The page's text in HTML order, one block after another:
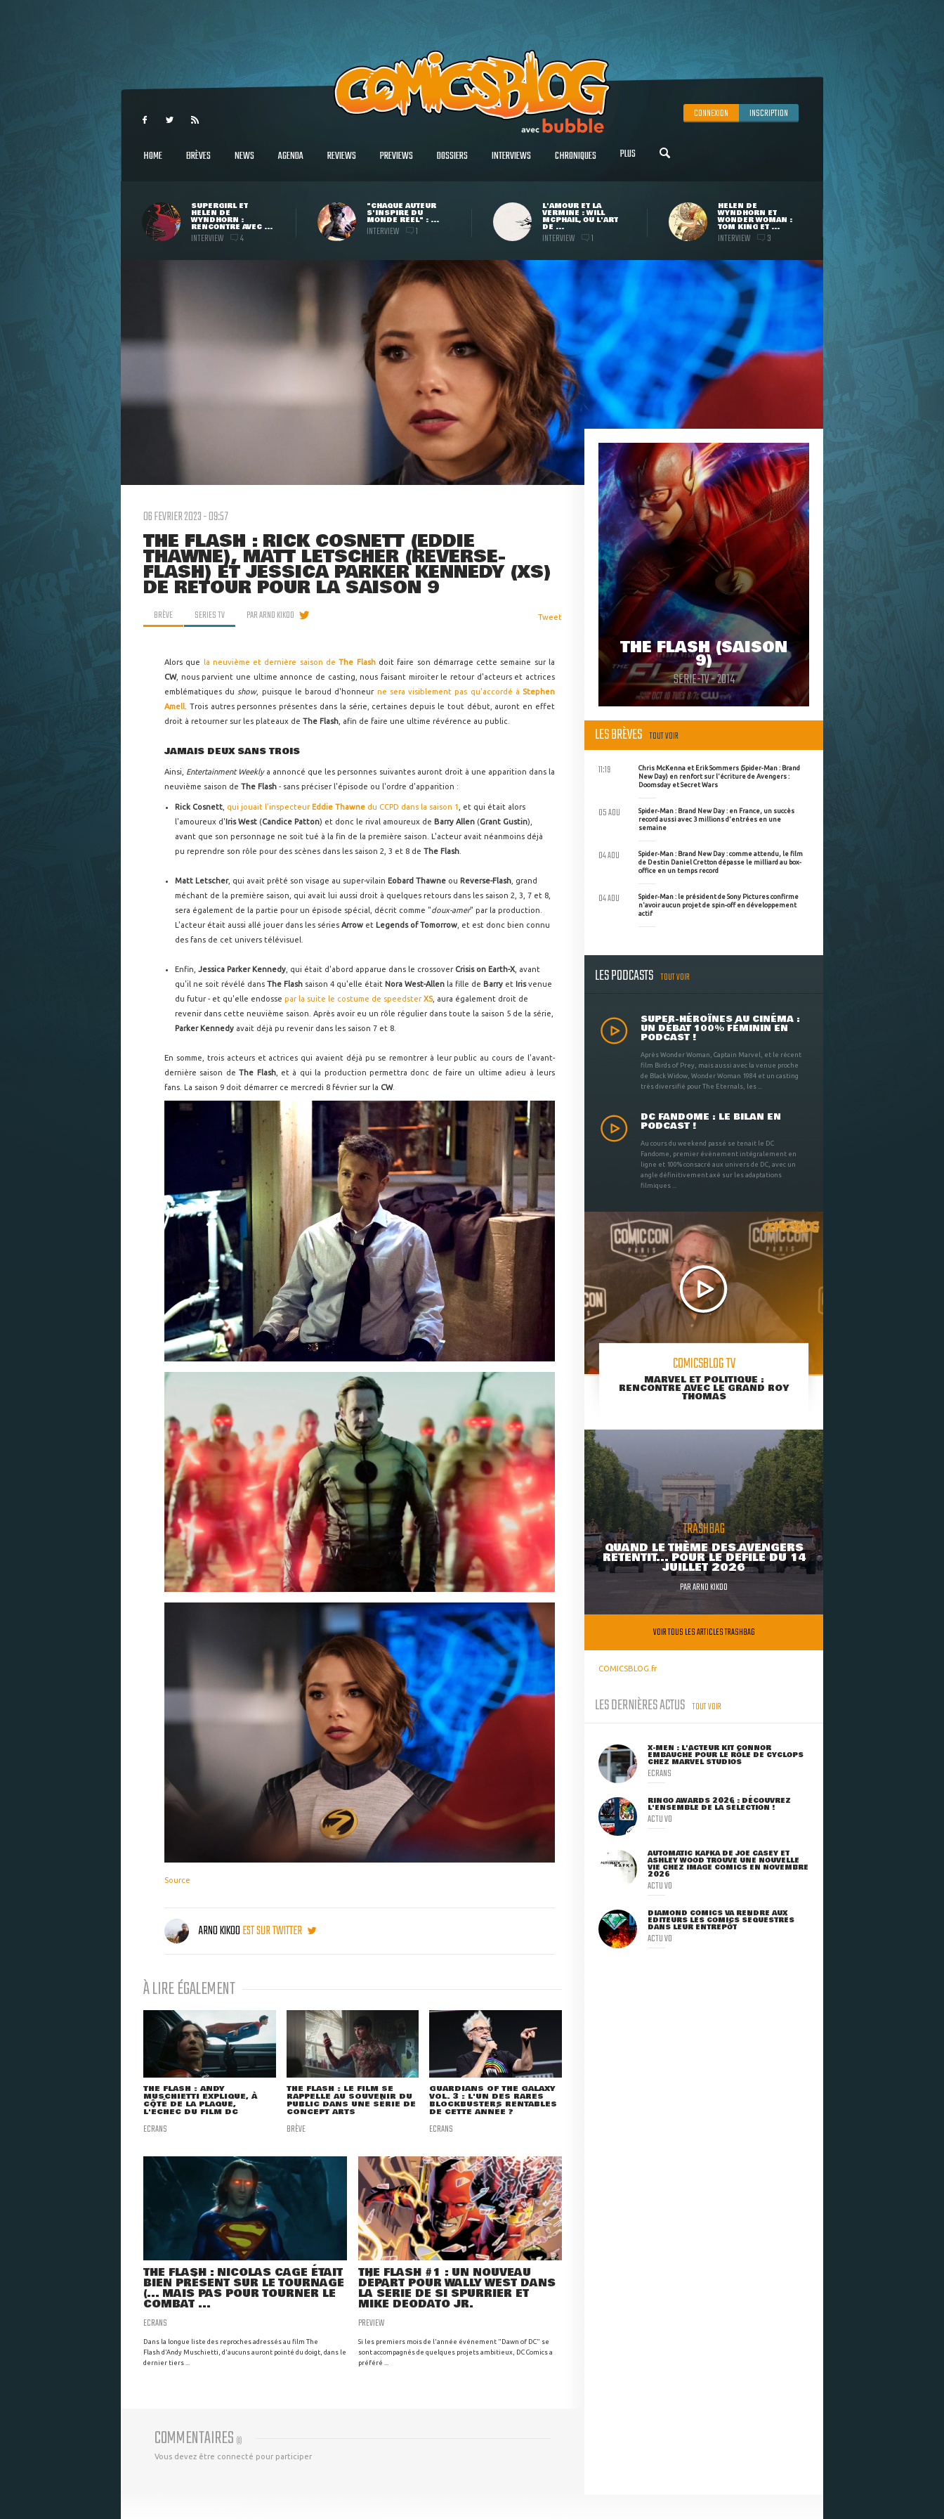
CONNEXION INSCRIPTION
HOME BRÈVES NEWS AGENDA REVIEWS PREVIEWS DOSSIERS INTERVIEWS CHRONIQUES PLUS
SUPERGIRL ET
HELEN DE
WYNDHORN :
RENCONTRE AVEC ...
INTERVIEW 4
"CHAQUE AUTEUR
S'INSPIRE DU
MONDE RÉEL" : ...
INTERVIEW 1
L'AMOUR ET LA
VERMINE : WILL
MCPHAIL, OU L'ART
DE ...
INTERVIEW 1
HELEN DE
WYNDHORN ET
WONDER WOMAN :
TOM KING ET ...
INTERVIEW 3
06 FEVRIER 2023 - 09:57
THE FLASH : RICK COSNETT (EDDIE
THAWNE), MATT LETSCHER (REVERSE-
FLASH) ET JESSICA PARKER KENNEDY (XS)
DE RETOUR POUR LA SAISON 9
BRÈVE SERIES TV PARARNO KIKOO Tweet
Alors que la neuvième et dernière saison deThe Flash doit faire son démarrage cette semaine sur la
CW, nous parvient une ultime annonce de casting, nous faisant miroiter le retour d'acteurs et actrices
emblématiques du show, puisque le baroud d'honneur ne sera visiblement pas qu'accordé à Stephen
Amell . Trois autres personnes présentes dans la série, certaines depuis le tout début, auront en effet
droit à retourner sur les plateaux de The Flash , afin de faire une ultime révérence au public.
JAMAIS DEUX SANS TROIS
Ainsi, Entertainment Weekly a annoncé que les personnes suivantes auront droit à une apparition dans la
neuvième saison de The Flash - sans préciser l'épisode ou l'ordre d'apparition :
Rick Cosnett qui jouait l'inspecteur Eddie Thawne du CCPD dans la saison 1
, et qui était alors
l'amoureux d' Iris West (Candice Patton) et donc le rival amoureux de Barry Allen (Grant Gustin),
avant que son personnage ne soit tué à la fin de la première saison. L'acteur avait néanmoins déjà
pu reprendre son rôle pour des scènes dans les saison 2, 3 et 8 deThe Flash
Matt Letscher, qui avait prêté son visage au super-vilain Eobard Thawne ou Reverse-Flash , grand
méchant de la première saison, qui avait lui aussi droit à quelques retours dans les saison 2, 3, 7 et 8,
sera également de la partie pour un épisode spécial, décrit comme "doux-amer" par la production.
L'acteur était aussi allé jouer dans les sériesArrow et Legends of Tomorrow , et est donc bien connu
des fans de cet univers télévisuel.
Enfin,Jessica Parker Kennedy , qui était d'abord apparue dans le crossover Crisis on Earth-X , avant
qu'il ne soit révélé dansThe Flash saison 4 qu'elle était Nora West-Allen la fille de Barry et Irisvenue
du futur - et qu'elle endossepar la suite le costume de speedsterXS, aura également droit de
revenir dans cette neuvième saison. Après avoir eu un rôle régulier dans toute la saison 5 de la série,
Parker Kennedy avait déjà pu revenir dans les saison 7 et 8.
En somme, trois acteurs et actrices qui avaient déjà pu se remontrer à leur public au cours de l'avant-
dernière saison deThe Flash, et à qui la production permettra donc de faire un ultime adieu à leurs
fans. La saison 9 doit démarrer ce mercredi 8 février sur la CW.
Source
ARNO KIKOOEST SUR TWITTER
À LIRE ÉGALEMENT
THE FLASH : ANDY
MUSCHIETTI EXPLIQUE, À
CÔTÉ DE LA PLAQUE,
L'ÉCHEC DU FILM DC
ECRANS
THE FLASH : LE FILM SE
RAPPELLE AU SOUVENIR DU
PUBLIC DANS UNE SÉRIE DE
CONCEPT ARTS
BRÈVE
GUARDIANS OF THE GALAXY
VOL. 3 : L'UN DES RARES
BLOCKBUSTERS RENTABLES
DE CETTE ANNÉE ?
ECRANS
THE FLASH : NICOLAS CAGE ÉTAIT
BIEN PRÉSENT SUR LE TOURNAGE
(... MAIS PAS POUR TOURNER LE
COMBAT ...
ECRANS
Dans la longue liste des reproches adressés au film The
Flash d'Andy Muschietti, d'aucuns auront pointé du doigt, dans le
dernier tiers ...
THE FLASH #1 : UN NOUVEAU
DÉPART POUR WALLY WEST DANS
LA SÉRIE DE SI SPURRIER ET
MIKE DEODATO JR.
PREVIEW
Si les premiers mois de l'année événement "Dawn of DC" se
sont accompagnés de quelques projets ambitieux, DC Comics a
préféré ...
COMMENTAIRES (0)
Vous devez être connecté pour participer
THE FLASH (SAISON
9)
SERIE-TV - 2014
LES BRÈVES TOUT VOIR
Chris McKenna et Erik Sommers (Spider-Man : Brand
New Day) en renfort sur l'écriture de Avengers :
Doomsday et Secret Wars
11:19
Spider-Man : Brand New Day : en France, un succès
record aussi avec 3 millions d'entrées en une
semaine
05 AOU
Spider-Man : Brand New Day : comme attendu, le film
de Destin Daniel Cretton dépasse le milliard au box-
office en un temps record
04 AOU
Spider-Man : le président de Sony Pictures confirme
n'avoir aucun projet de spin-off en développement
actif
04 AOU
LES PODCASTS TOUT VOIR
SUPER-HÉROÏNES AU CINÉMA :
UN DÉBAT 100% FÉMININ EN
PODCAST !
Après Wonder Woman, Captain Marvel, et le récent
film Birds of Prey, mais aussi avec la venue proche
de Black Widow, Wonder Woman 1984 et un casting
très diversifié pour The Eternals, les ...
DC FANDOME : LE BILAN EN
PODCAST !
Au cours du weekend passé se tenait le DC
Fandome, premier évènement intégralement en
ligne et 100% consacré aux univers de DC, avec un
angle définitivement axé sur les adaptations
filmiques ...
COMICSBLOG TV
MARVEL ET POLITIQUE :
RENCONTRE AVEC LE GRAND ROY
THOMAS
TRASHBAG
QUAND LE THÈME DES AVENGERS
RETENTIT... POUR LE DÉFILÉ DU 14
JUILLET 2026
PARARNO KIKOO
VOIR TOUS LES ARTICLES TRASHBAG
COMICSBLOG.fr
LES DERNIÈRES ACTUS TOUT VOIR
X-MEN : L'ACTEUR KIT CONNOR
EMBAUCHÉ POUR LE RÔLE DE CYCLOPS
CHEZ MARVEL STUDIOS
ECRANS
RINGO AWARDS 2026 : DÉCOUVREZ
L'ENSEMBLE DE LA SÉLECTION !
ACTU VO
AUTOMATIC KAFKA DE JOE CASEY ET
ASHLEY WOOD TROUVE UNE NOUVELLE
VIE CHEZ IMAGE COMICS EN NOVEMBRE
2026
ACTU VO
DIAMOND COMICS VA RENDRE AUX
ÉDITEURS LES COMICS SÉQUESTRÉS
DANS LEUR ENTREPÔT
ACTU VO